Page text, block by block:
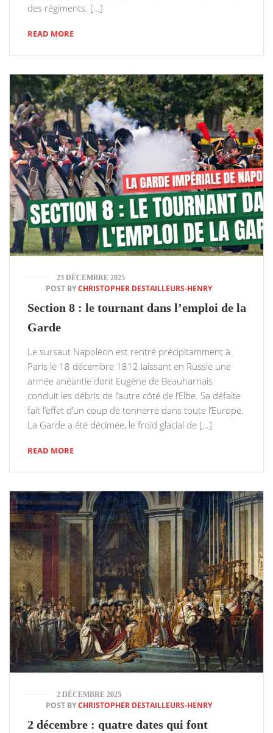
des régiments. […]
READ MORE
23 DÉCEMBRE 2025
POST BYCHRISTOPHER DESTAILLEURS-HENRY
Section 8 : le tournant dans l’emploi de la
Garde
Le sursaut Napoléon est rentré précipitamment à
Paris le 18 décembre 1812 laissant en Russie une
armée anéantie dont Eugène de Beauharnais
conduit les débris de l’autre côté de l’Elbe. Sa défaite
fait l’effet d’un coup de tonnerre dans toute l’Europe.
La Garde a été décimée, le froid glacial de […]
READ MORE
2 DÉCEMBRE 2025
POST BYCHRISTOPHER DESTAILLEURS-HENRY
2 décembre : quatre dates qui font